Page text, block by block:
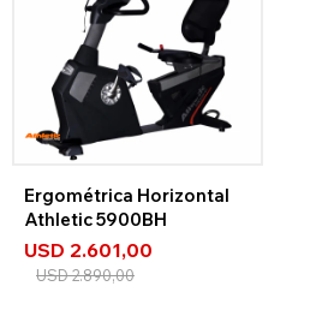
Ergométrica Horizontal
Athletic 5900BH
USD 2.601,00
USD2.890,00